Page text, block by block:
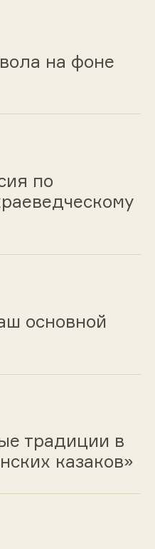
на фоне
по
основной
традиции в
казаков»